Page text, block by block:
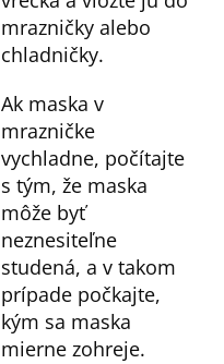
mrazničky alebo
chladničky.
Ak maska v
mrazničke
vychladne, počítajte
s tým, že maska
môže byť
neznesiteľne
studená, a v takom
prípade počkajte,
kým sa maska
mierne zohreje.